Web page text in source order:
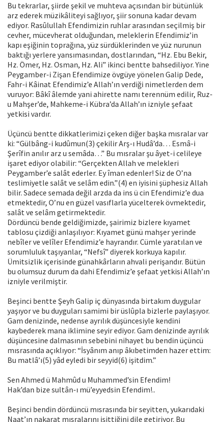
Bu tekrarlar, şiirde şekil ve muhteva açısından bir bütünlük
arz ederek müzikâliteyi sağlıyor, şiir sonuna kadar devam
ediyor. Rasûlullah Efendimizin ruhlar arasından seçilmiş bir
cevher, mücevherat olduğundan, meleklerin Efendimiz’in
kapı eşiğinin toprağına, yüz sürdüklerinden ve yüz nurunun
baktığı yerlere yansımasından, dostlarından, “Hz. Ebu Bekir,
Hz. Ömer, Hz. Osman, Hz. Ali” ikinci bentte bahsediliyor. Yine
Peygamber-i Zişan Efendimize övgüye yönelen Galip Dede,
Fahr-i Kâinat Efendimiz’e Allah’ın verdiği nimetlerden dem
vuruyor: Bâkî âlemde yani ahirette namı terennüm edilir, Ruz-
u Mahşer’de, Mahkeme-i Kübra’da Allah’ın izniyle şefaat
yetkisi vardır.
Üçüncü bentte dikkatlerimizi çeken diğer başka mısralar var
ki: “Gülbâng-i kudûmun(3) çekilir Arş-ı Hudâ’da… Esmâ-i
Şerîfin anılır arz u semâda…” Bu mısralar şu âyet-i celileye
işaret ediyor olabilir: “Gerçekten Allah ve melekleri
Peygamber’e salât ederler. Ey îman edenler! Siz de O’na
teslimiyetle salât ve selâm edin.”(4) en iyisini şüphesiz Allah
bilir. Sadece semada değil arzda da ins ü cin Efendimiz’e dua
etmektedir, O’nu en güzel vasıflarla yücelterek övmektedir,
salât ve selâm getirmektedir.
Dördüncü bende geldiğimizde, şairimiz bizlere kıyamet
tablosu çizdiği anlaşılıyor: Kıyamet günü mahşer yerinde
nebîler ve velîler Efendimiz’e hayrandır. Cümle yaratılan ve
sorumluluk taşıyanlar, “Nefsî” diyerek korkuya kapılır.
Ümitsizlik içerisinde günahkârların ahvali perişandır. Bütün
bu olumsuz durum da dahi Efendimiz’e şefaat yetkisi Allah’ın
izniyle verilmiştir.
Beşinci bentte Şeyh Galip iç dünyasında birtakım duygular
yaşıyor ve bu duyguları samimi bir üslûpla bizlerle paylaşıyor.
Gam denizinde, nedense ayrılık düşüncesiyle kendini
kaybederek mana iklimine seyir ediyor. Gam denizinde ayrılık
düşüncesine dalmasının sebebini nihayet bu bendin üçüncü
mısrasında açıklıyor: “İsyânım anıp âkıbetimden hazer ettim:
Bu matlâ’ı(5) yâd eyledi bir seyyid(6) işitdim.”
Sen Ahmed ü Mahmûd u Muhammed’sin Efendim!
Hak’dan bize sultân-ı mü’eyyedsin Efendim!..
Beşinci bendin dördüncü mısrasında bir seyitten, yukarıdaki
Naat’ın nakarat mısralarını işittiğini dile getiriyor. Bu